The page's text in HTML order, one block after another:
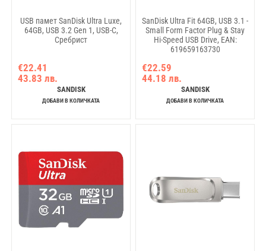
USB памет SanDisk Ultra Luxe,
64GB, USB 3.2 Gen 1, USB-C,
Сребрист
€22.41
43.83 лв.
SANDISK
ДОБАВИ В КОЛИЧКАТА
SanDisk Ultra Fit 64GB, USB 3.1 -
Small Form Factor Plug & Stay
Hi-Speed USB Drive, EAN:
619659163730
€22.59
44.18 лв.
SANDISK
ДОБАВИ В КОЛИЧКАТА